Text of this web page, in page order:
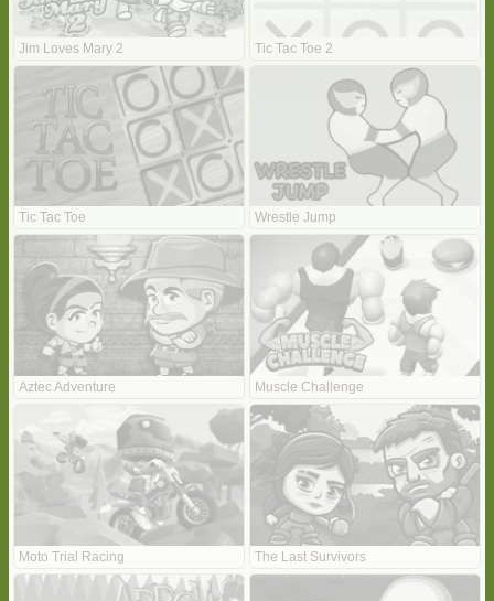
Jim Loves Mary 2 Tic Tac Toe 2
Tic Tac Toe Wrestle Jump
Aztec Adventure Muscle Challenge
Moto Trial Racing The Last Survivors